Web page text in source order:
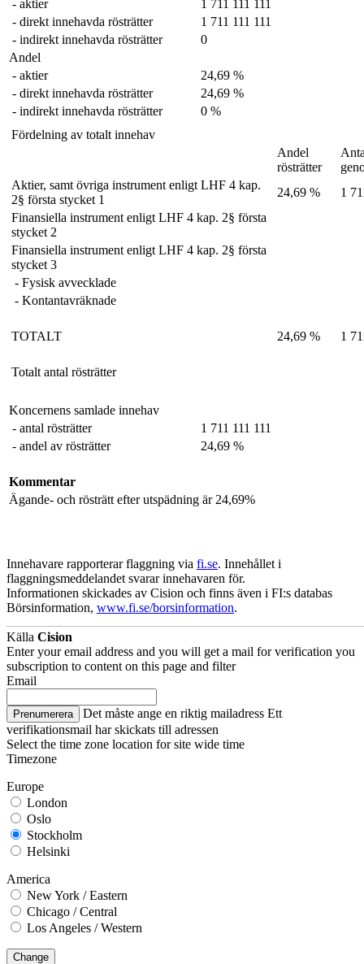
- aktier
1 711 111 111
- direkt innehavda rösträtter
1 711 111 111
- indirekt innehavda rösträtter
0
Andel
- aktier
24,69 %
- direkt innehavda rösträtter
24,69 %
- indirekt innehavda rösträtter
0 %
Fördelning av totalt innehav
Andel
rösträtter
Aktier, samt övriga instrument enligt LHF 4 kap.
2§ första stycket 1
24,69 %
1
Finansiella instrument enligt LHF 4 kap. 2§ första
stycket 2
Finansiella instrument enligt LHF 4 kap. 2§ första
stycket 3
- Fysisk avvecklade
- Kontantavräknade
TOTALT 24,69 % 1
Totalt antal rösträtter
Koncernens samlade innehav
- antal rösträtter
1 711 111 111
- andel av rösträtter
24,69 %
Kommentar
Ägande- och rösträtt efter utspädning är 24,69%
Innehavare rapporterar flaggning via fi.se. Innehållet i
flaggningsmeddelandet svarar innehavaren för.
Informationen skickades av Cision och finns även i FI:s databas
Börsinformation, www.fi.se/borsinformation.
Källa Cision
Enter your email address and you will get a mail for verification you
subscription to content on this page and filter
Email
Prenumerera Det måste ange en riktig mailadress Ett
verifikationsmail har skickats till adressen
Select the time zone location for site wide time
Timezone
Europe
London
Oslo
Stockholm
Helsinki
America
New York / Eastern
Chicago / Central
Los Angeles / Western
Change